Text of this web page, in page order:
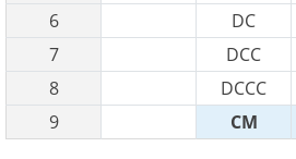
6
DC
7
DCC
8
DCCC
9
CM